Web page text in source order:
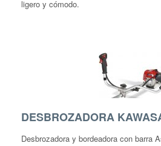
ligero y cómodo.
DESBROZADORA
Desbrozadora y bordeadora con barra